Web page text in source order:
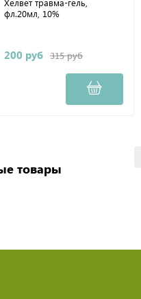
фл.20мл, 10%
200 руб 315 руб
товары